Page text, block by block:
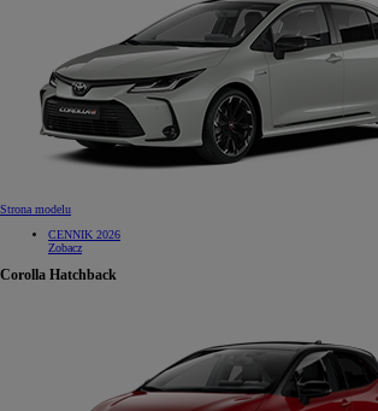
Strona modelu
CENNIK 2026
Zobacz
Corolla Hatchback